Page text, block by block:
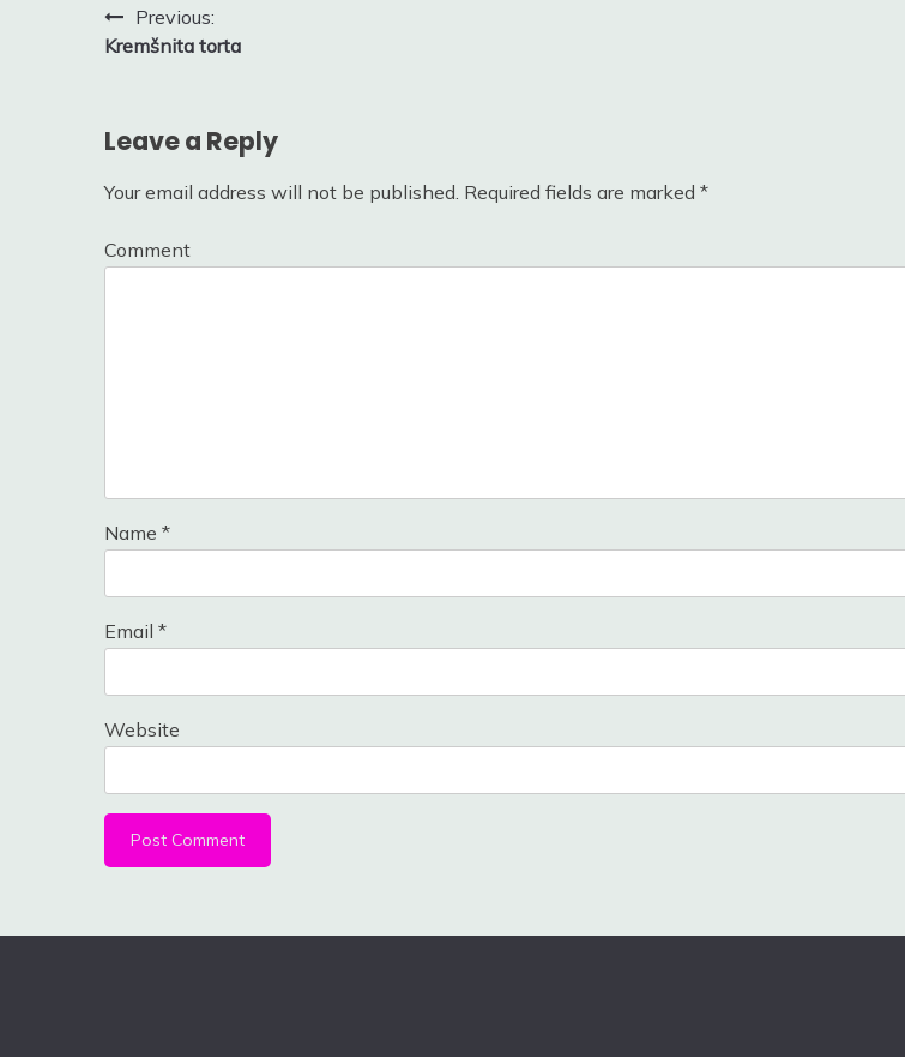
Post
navigation
Previous:
Kremšnita torta
Leave a Reply
Your email address will not be published. Required fields are marked *
Comment
Name *
Email *
Website